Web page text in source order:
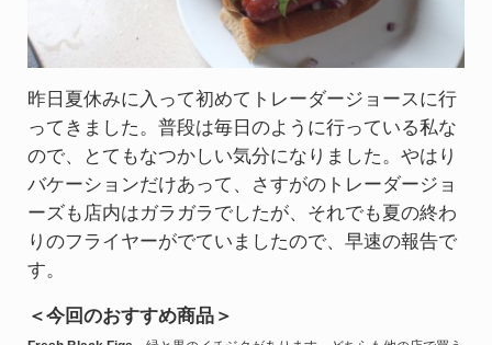
昨日夏休みに入って初めてトレーダージョースに行
ってきました。普段は毎日のように行っている私な
ので、とてもなつかしい気分になりました。やはり
バケーションだけあって、さすがのトレーダージョ
ーズも店内はガラガラでしたが、それでも夏の終わ
りのフライヤーがでていましたので、早速の報告で
す。
＜今回のおすすめ商品＞